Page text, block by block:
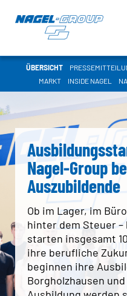
FTL – Nagel DIRECT
LTL – Stückgut
CONTRACT LOGISTICS
Lagerlogistik
Inhouse Logistik
TEMPERATURBEREICHE
NEWSROOM
TERMINE
PRESSE
ÜBERSICHT
MARKT
INSIDE NAGEL
Nagel-Group
Auszubildende
Ob im Lager, im
hinter dem Steuer –
starten insgesamt
ihre berufliche
beginnen ihre
Borgholzhausen